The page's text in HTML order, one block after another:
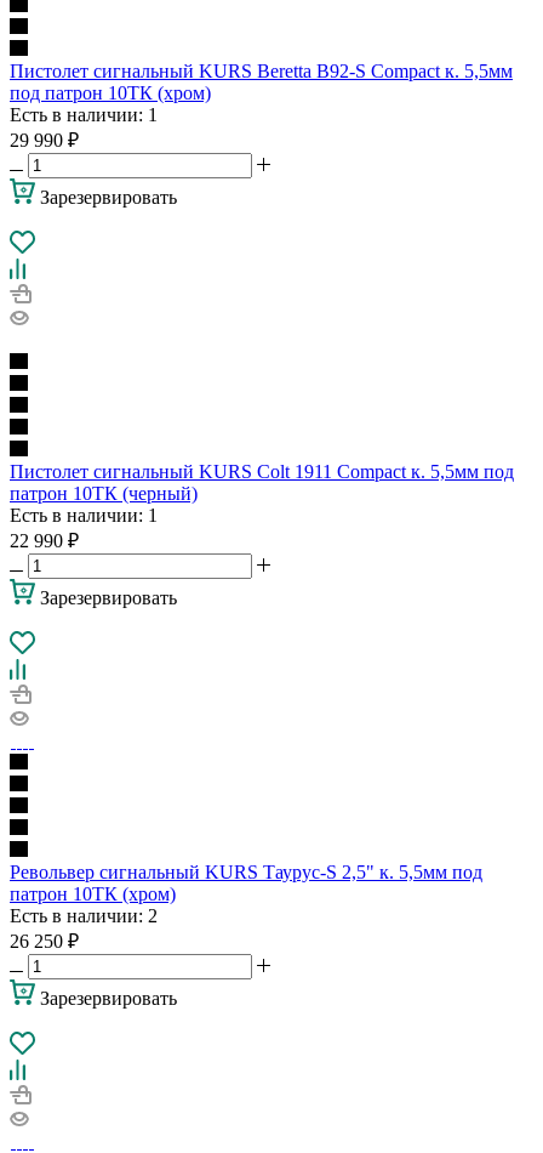
Пистолет сигнальный KURS Beretta B92-S Compact к. 5,5мм
под патрон 10ТК (хром)
Есть в наличии: 1
29 990 ₽
Зарезервировать
Пистолет сигнальный KURS Colt 1911 Compact к. 5,5мм под
патрон 10ТК (черный)
Есть в наличии: 1
22 990 ₽
Зарезервировать
Револьвер сигнальный KURS Таурус-S 2,5" к. 5,5мм под
патрон 10ТК (хром)
Есть в наличии: 2
26 250 ₽
Зарезервировать